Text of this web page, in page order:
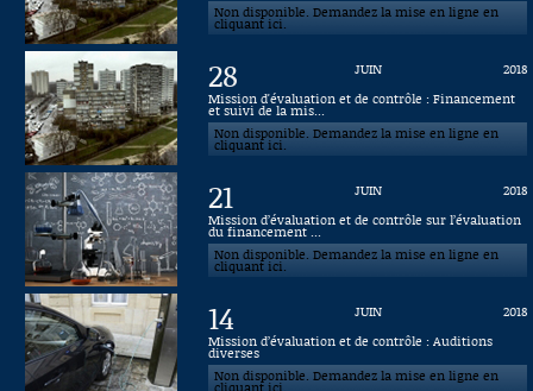
AIDE À LA DÉCOUPE
DE VIDÉOS
Présidence
Évènements
Connaissance, Histoire
Non disponible. Demandez la mise en ligne en
cliquant ici.
28 JUIN
2018
Mission d'évaluation et de contrôle : Financement
et suivi de la mis...
Non disponible. Demandez la mise en ligne en
cliquant ici.
21 JUIN
2018
Mission d’évaluation et de contrôle sur l’évaluation
du financement ...
Non disponible. Demandez la mise en ligne en
cliquant ici.
14 JUIN
2018
Mission d’évaluation et de contrôle : Auditions
diverses
Non disponible. Demandez la mise en ligne en